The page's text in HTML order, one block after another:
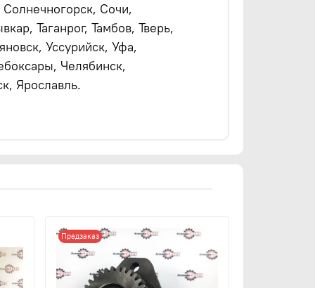
Сочи,
Таганрог, Тамбов, Тверь,
Уссурийск, Уфа,
Челябинск,
Ярославль.
Предзаказ